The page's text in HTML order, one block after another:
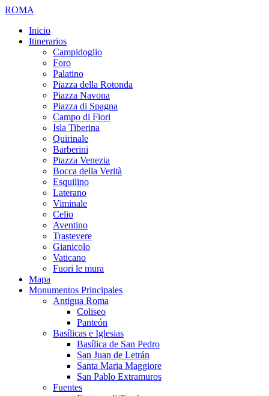
ROMA
Inicio
Itinerarios
Campidoglio
Foro
Palatino
Piazza della Rotonda
Piazza Navona
Piazza di Spagna
Campo di Fiori
Isla Tiberina
Quirinale
Barberini
Piazza Venezia
Bocca della Verità
Esquilino
Laterano
Viminale
Celio
Aventino
Trastevere
Gianicolo
Vaticano
Fuori le mura
Mapa
Monumentos Principales
Antigua Roma
Coliseo
Panteón
Basílicas e Iglesias
Basílica de San Pedro
San Juan de Letrán
Santa Maria Maggiore
San Pablo Extramuros
Fuentes